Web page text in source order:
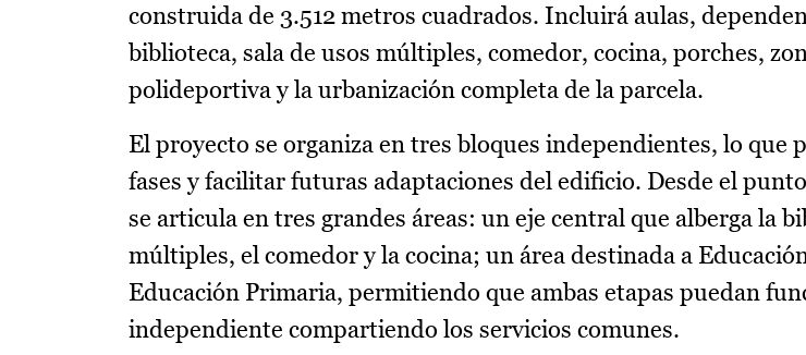
construida de 3.512 metros cuadrados. Incluirá aulas,
biblioteca, sala de usos múltiples, comedor, cocina, porches,
polideportiva y la urbanización completa de la parcela.
El proyecto se organiza en tres bloques independientes, lo que
fases y facilitar futuras adaptaciones del edificio. Desde el
se articula en tres grandes áreas: un eje central que alberga la
múltiples, el comedor y la cocina; un área destinada a
Educación Primaria, permitiendo que ambas etapas puedan
independiente compartiendo los servicios comunes.